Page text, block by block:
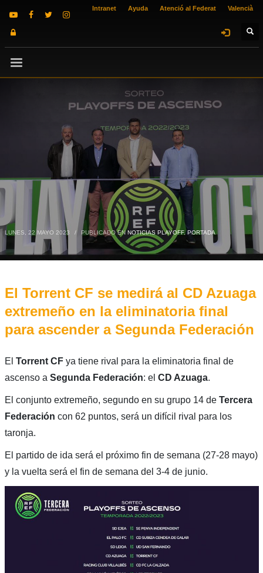
Intranet Ayuda Atenció al Federat Valencià
LUNES, 22 MAYO 2023 / PUBLICADO EN NOTICIAS PLAYOFF, PORTADA
El Torrent CF se medirá al CD Azuaga
extremeño en la eliminatoria final
para ascender a Segunda Federación
El Torrent CFya tiene rival para la eliminatoria final de
ascenso aSegunda Federación: el CD Azuaga.
El conjunto extremeño, segundo en su grupo 14 de Tercera
Federación con 62 puntos, será un difícil rival para los
taronja.
El partido de ida será el próximo fin de semana (27-28 mayo)
y la vuelta será el fin de semana del 3-4 de junio.